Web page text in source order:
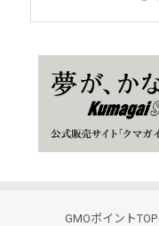
GMOポイントTOP